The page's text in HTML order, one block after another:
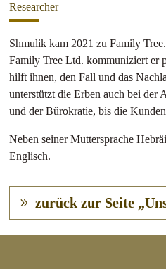
Researcher
Shmulik kam 2021 zu Family
Family Tree Ltd. kommuniziert er
hilft ihnen, den Fall und das
unterstützt die Erben auch bei der
und der Bürokratie, bis die
Neben seiner Muttersprache
Englisch.
zurück zur Seite